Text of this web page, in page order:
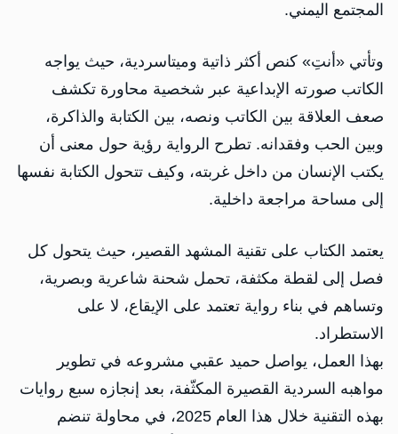
المجتمع اليمني.
وتأتي «أنتِ» كنص أكثر ذاتية وميتاسردية، حيث يواجه
الكاتب صورته الإبداعية عبر شخصية محاورة تكشف
صعف العلاقة بين الكاتب ونصه، بين الكتابة والذاكرة،
وبين الحب وفقدانه. تطرح الرواية رؤية حول معنى أن
يكتب الإنسان من داخل غربته، وكيف تتحول الكتابة نفسها
إلى مساحة مراجعة داخلية.
يعتمد الكتاب على تقنية المشهد القصير، حيث يتحول كل
فصل إلى لقطة مكثفة، تحمل شحنة شاعرية وبصرية،
وتساهم في بناء رواية تعتمد على الإيقاع، لا على
الاستطراد.
بهذا العمل، يواصل حميد عقبي مشروعه في تطوير
مواهبه السردية القصيرة المكثّفة، بعد إنجازه سبع روايات
بهذه التقنية خلال هذا العام 2025، في محاولة تنضم